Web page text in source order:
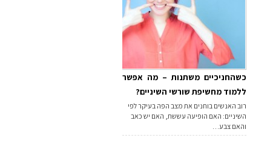
כשהחניכיים משתנות – מה אפשר
ללמוד מחשיפת שורשי השיניים?
רוב האנשים בוחנים את מצב הפה בעיקר לפי
השיניים: האם הופיעה עששת, האם יש כאב
והאם צבע…